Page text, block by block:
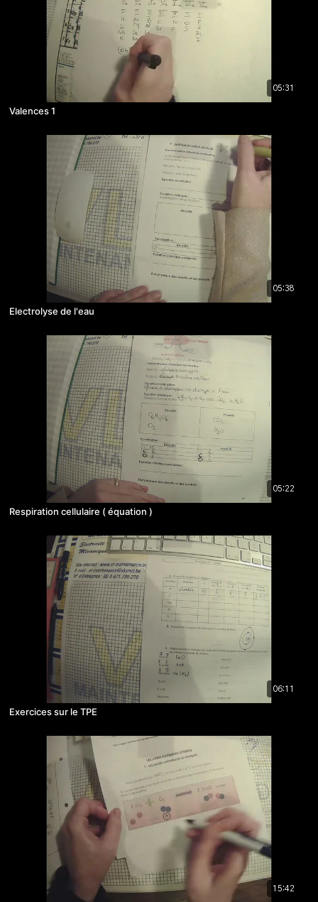
05:31
Valences 1
05:38
Electrolyse de l'eau
05:22
Respiration cellulaire ( équation )
06:11
Exercices sur le TPE
15:42